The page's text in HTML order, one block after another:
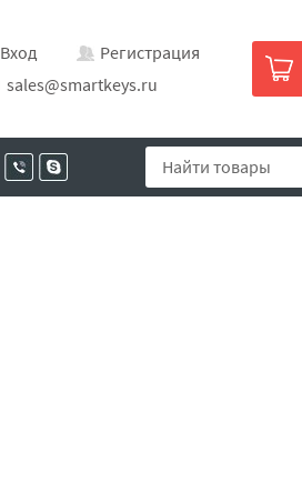
Вход
Регистрация
sales@smartkeys.ru